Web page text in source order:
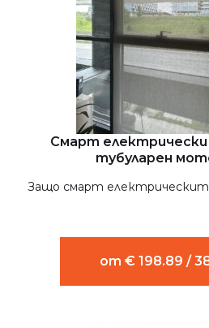
Смарт
тубуларен
Защо смарт
от € 198.89 /